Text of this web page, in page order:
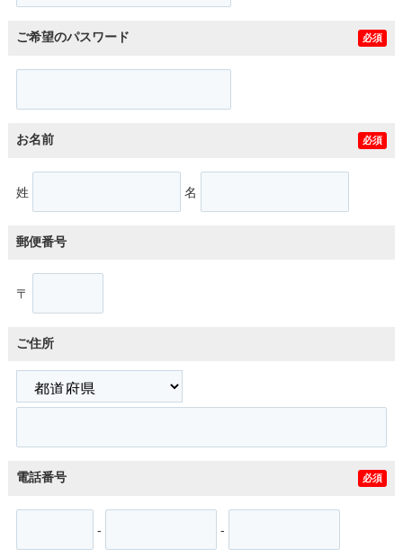
ご希望のパスワード 必須
お名前 必須
姓 名
郵便番号
〒
ご住所
電話番号 必須
- -